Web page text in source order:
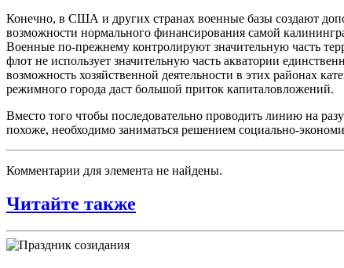
Конечно, в США и других странах военные базы создают
возможности нормального финансирования самой
Военные по-прежнему контролируют значительную часть
флот не использует значительную часть акватории
возможность хозяйственной деятельности в этих районах
режимного города даст большой приток капиталовложений.
Вместо того чтобы последовательно проводить линию на
похоже, необходимо заниматься решением социально-
Комментарии для элемента не найдены.
Читайте также